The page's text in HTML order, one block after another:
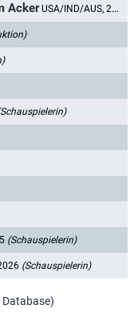
Acker USA/IND/AUS, 2020
(Schauspielerin)
(Schauspielerin)